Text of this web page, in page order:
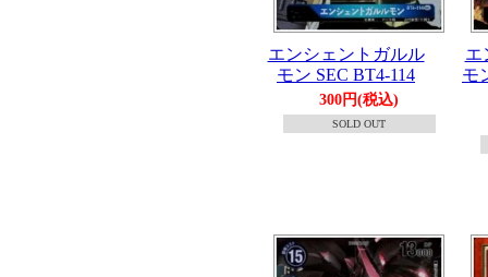
エンシェントガルル
モン SEC BT4-114
300円(税込)
SOLD OUT
エ
モ